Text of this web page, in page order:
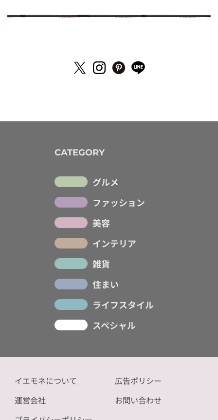
CATEGORY
グルメ
ファッション
美容
インテリア
雑貨
住まい
ライフスタイル
スペシャル
イエモネについて
運営会社
広告ポリシー
お問い合わせ